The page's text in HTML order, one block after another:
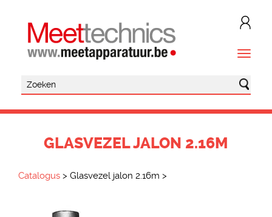
GLASVEZEL JALON 2.16M
Catalogus > Glasvezel jalon 2.16m >